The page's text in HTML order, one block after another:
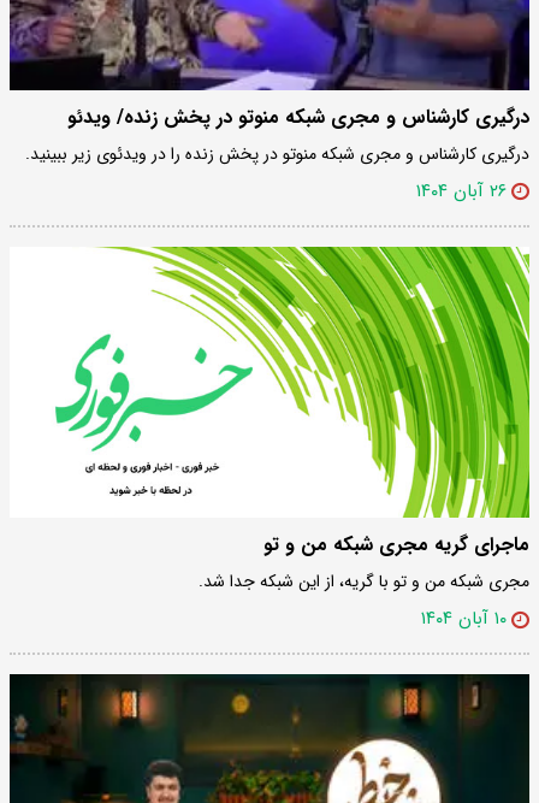
درگیری کارشناس و مجری شبکه منوتو در پخش زنده/ ویدئو
درگیری کارشناس و مجری شبکه منوتو در پخش زنده را در ویدئوی زیر ببینید.
۲۶ آبان ۱۴۰۴
ماجرای گریه مجری شبکه من و تو
مجری شبکه من و تو با گریه، از این شبکه جدا شد.
۱۰ آبان ۱۴۰۴